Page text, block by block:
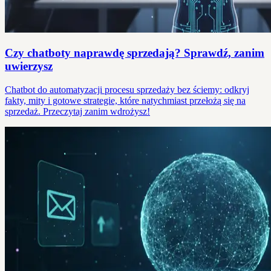
Czy chatboty naprawdę sprzedają? Sprawdź, zanim
uwierzysz
Chatbot do automatyzacji procesu sprzedaży bez ściemy: odkryj
fakty, mity i gotowe strategie, które natychmiast przełożą się na
sprzedaż. Przeczytaj zanim wdrożysz!